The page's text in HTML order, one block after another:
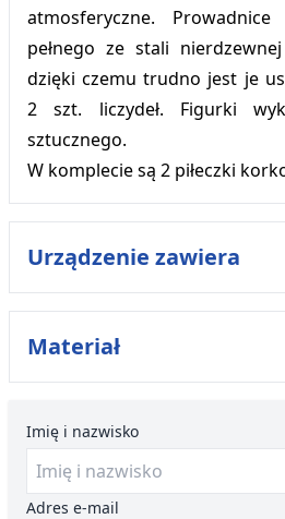
atmosferyczne.
pełnego ze stali
dzięki czemu trudno jest je
2 szt. liczydeł. Figurki
sztucznego.
W komplecie są 2 piłeczki
Urządzenie zawiera
Materiał
Imię i nazwisko
Adres e-mail